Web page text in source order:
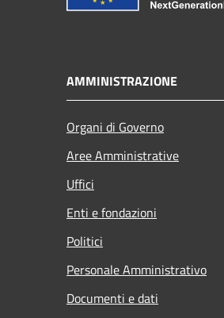
AMMINISTRAZIONE
Organi di Governo
Aree Amministrative
Uffici
Enti e fondazioni
Politici
Personale Amministrativo
Documenti e dati